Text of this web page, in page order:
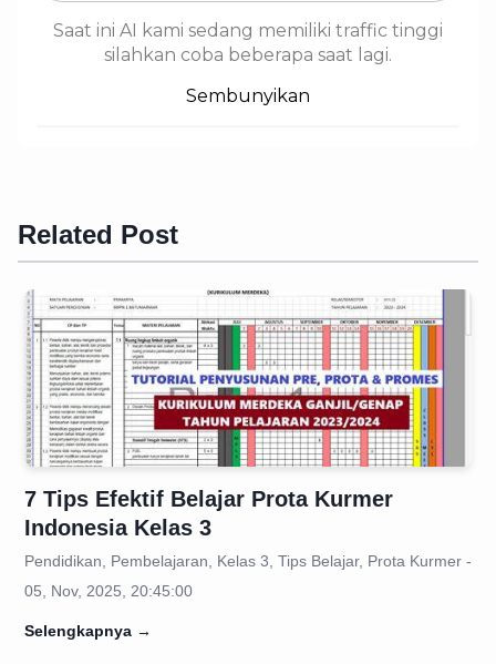
Saat ini AI kami sedang memiliki traffic tinggi
silahkan coba beberapa saat lagi.
Sembunyikan
Related Post
7 Tips Efektif Belajar Prota Kurmer
Indonesia Kelas 3
Pendidikan, Pembelajaran, Kelas 3, Tips Belajar, Prota Kurmer -
05, Nov, 2025, 20:45:00
Selengkapnya →